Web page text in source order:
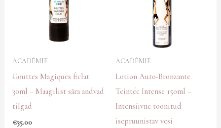
ACADÉMIE
Gouttes Magiques Éclat
30ml – Maagilist sära andvad
tilgad
€35.00
ACADÉMIE
Lotion Auto-Bronzante
Teintée Intense 150ml –
Intensiivne toonitud
isepruunistav vesi